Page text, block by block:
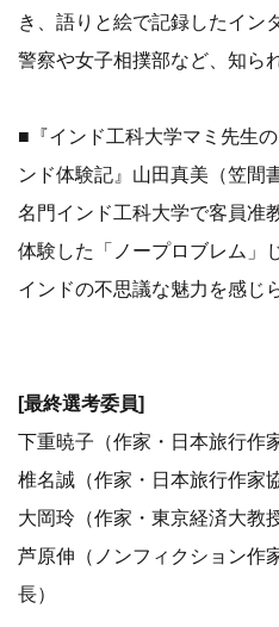
き、語りと絵で記録したイン
警察や女子相撲部など、知ら
■『インド工科大学マミ先生
ンド体験記』山田真美（笠間
名門インド工科大学で客員准
体験した「ノープロブレム」
インドの不思議な魅力を感じ
[最終選考委員]
下重暁子（作家・日本旅行作
椎名誠（作家・日本旅行作家
大岡玲（作家・東京経済大教授
芦原伸（ノンフィクション作
長）